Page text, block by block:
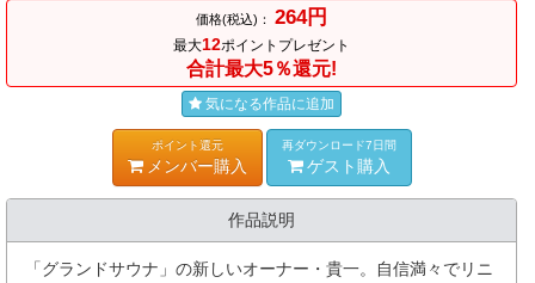
価格(税込)： 264円
最大12ポイントプレゼント
合計最大5％還元!
気になる作品に追加
ポイント還元
メンバー購入
再ダウンロード7日間
ゲスト購入
作品説明
「グランドサウナ」の新しいオーナー・貴一。自信満々でリニ